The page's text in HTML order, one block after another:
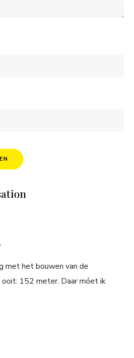
met het bouwen van de
152 meter. Daar móet ik